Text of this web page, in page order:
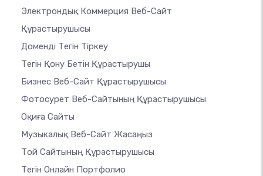
Электрондық Коммерция Веб-Сайт
Құрастырушысы
Доменді Тегін Тіркеу
Тегін Қону Бетін Құрастырушы
Бизнес Веб-Сайт Құрастырушысы
Фотосурет Веб-Сайтының Құрастырушысы
Оқиға Сайты
Музыкалық Веб-Сайт Жасаңыз
Той Сайтының Құрастырушысы
Тегін Онлайн Портфолио